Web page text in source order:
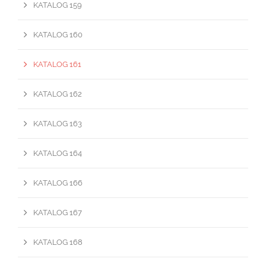
KATALOG 159
KATALOG 160
KATALOG 161
KATALOG 162
KATALOG 163
KATALOG 164
KATALOG 166
KATALOG 167
KATALOG 168